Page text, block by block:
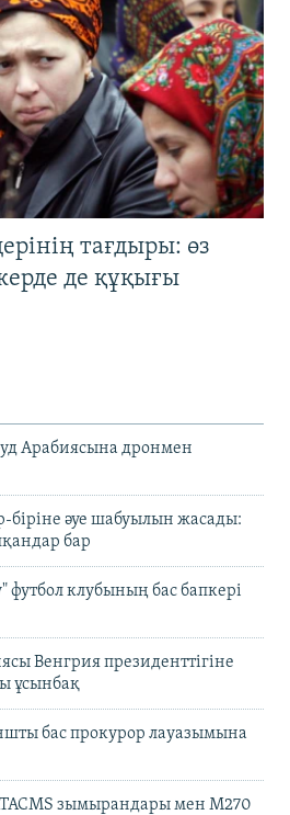
тағдыры: өз
де құқығы
Арабиясына дронмен
біріне әуе шабуылын жасады:
бар
футбол клубының бас бапкері
Венгрия президенттігіне
ұсынбақ
бас прокурор лауазымына
зымырандары мен M270